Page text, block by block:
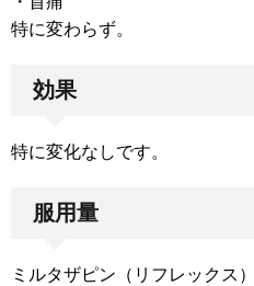
特に変わらず。
効果
特に変化なしです。
服用量
ミルタザピン（リフレックス